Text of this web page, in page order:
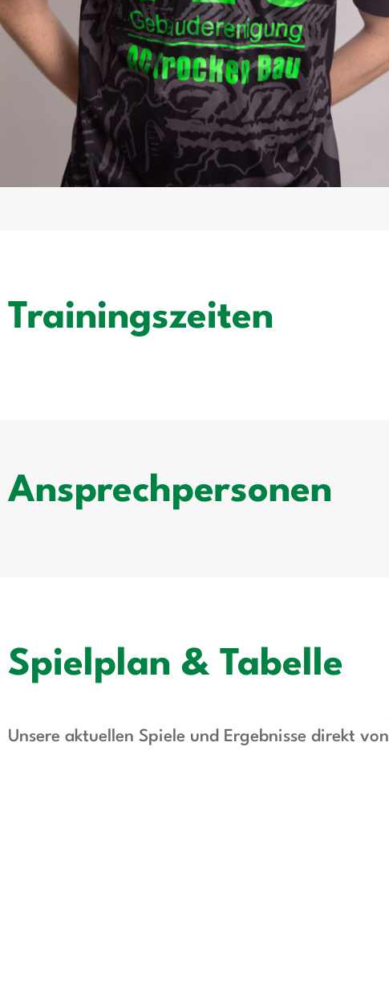
Trainingszeiten
Ansprechpersonen
Spielplan & Tabelle
Unsere aktuellen Spiele und Ergebnisse direkt von